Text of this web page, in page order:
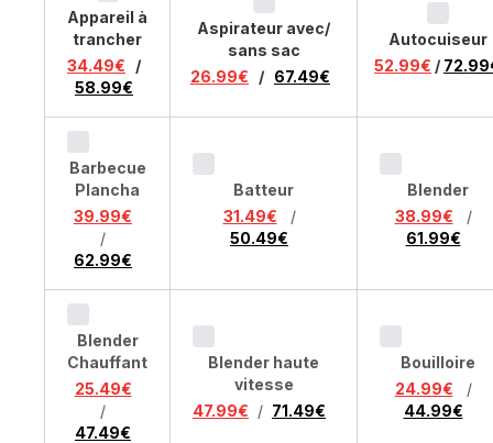
Appareil à
trancher
34.49€
/
58.99€
Aspirateur avec/
sans sac
26.99€
/ 67.49€
Autocuiseur
52.99€ /
Barbecue
Plancha
39.99€
/
62.99€
Batteur
31.49€
/
50.49€
Blender
38.99€
/
61.99€
Blender
Chauffant
25.49€
/
47.49€
Blender haute
vitesse
47.99€ / 71.49€
Bouilloire
24.99€
/
44.99€